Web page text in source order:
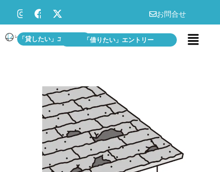
お問合せ
「貸したい」エントリー「借りたい」エントリー